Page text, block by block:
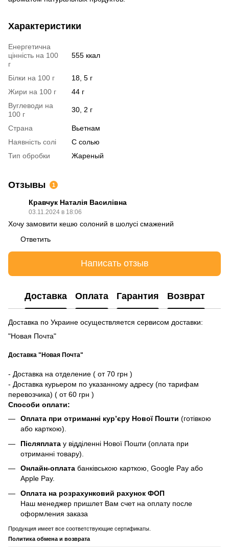
Характеристики
Енергетична
цінність на 100
г
555 ккал
Білки на 100 г
18, 5 г
Жири на 100 г
44 г
Вуглеводи на
100 г
30, 2 г
Страна
Вьетнам
Наявність солі
С солью
Тип обробки
Жареный
Отзывы 1
Кравчук Наталія Василівна
03.11.2024 в 18:06
Хочу замовити кешю солоний в шолусі смажений
Ответить
Написать отзыв
Доставка Оплата Гарантия Возврат
Доставка по Украине осуществляется сервисом доставки:
"Новая Почта"
Доставка "Новая Почта"
- Доставка на отделение ( от 70 грн )
- Доставка курьером по указанному адресу (по тарифам
перевозчика) ( от 60 грн )
Способи оплати:
Оплата при отриманні кур’єру Нової Пошти (готівкою
або карткою).
Післяплата у відділенні Нової Пошти (оплата при
отриманні товару).
Онлайн-оплата банківською карткою, Google Pay або
Apple Pay.
Оплата на розрахунковий рахунок ФОП
Наш менеджер пришлет Вам счет на оплату после
оформления заказа
Продукция имеет все соответствующие сертификаты.
Политика обмена и возврата